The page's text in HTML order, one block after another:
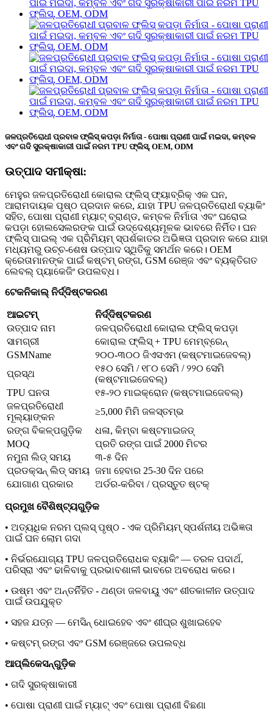
ଜଳପ୍ରତିରୋଧୀ ପ୍ରବାଳ ଫ୍ଲିସ୍ କପଡ଼ା ନିର୍ମାତା - ପୋଷା ପ୍ରାଣୀ ପାଇଁ ମଇଦା, କମ୍ବଳ
ଏବଂ ଗଦି ସୁରକ୍ଷାକାରୀ ପାଇଁ ନରମ TPU ଫ୍ଲିସ୍, OEM, ODM
ଉତ୍ପାଦ ସମୀକ୍ଷା:
ମେହୁର ଜଳପ୍ରତିରୋଧୀ କୋରାଲ ଫ୍ଲିସ୍ ଫ୍ୟାବ୍ରିକ୍ ଏକ ଘନ,
ଆରାମଦାୟକ ପୃଷ୍ଠ ପ୍ରଦାନ କରେ, ଯାହା TPU ଜଳପ୍ରତିରୋଧୀ ବ୍ୟାକିଂ
ସହିତ, ପୋଷା ପ୍ରାଣୀ ମ୍ୟାଟ୍ ବ୍ରାଣ୍ଡ, କମ୍ବଳ ନିର୍ମାତା ଏବଂ ଘରୋଇ
କପଡ଼ା ହୋଲସେଲରଙ୍କ ପାଇଁ ଉଦ୍ଦେଶ୍ୟମୂଳକ ଭାବରେ ନିର୍ମିତ। ଘନ
ଫ୍ଲିସ୍ ପାଇଲ୍ ଏକ ପ୍ରିମିୟମ୍ ସ୍ପର୍ଶକାତର ଅଭିଜ୍ଞତା ପ୍ରଦାନ କରେ ଯାହା
ମଧ୍ୟମରୁ ଉଚ୍ଚ-ଶେଷ ଉତ୍ପାଦ ସ୍ଥିତିକୁ ସମର୍ଥନ କରେ। OEM
କ୍ରେତାମାନଙ୍କ ପାଇଁ କଷ୍ଟମ୍ ରଙ୍ଗ, GSM ରେଞ୍ଜ ଏବଂ ବ୍ୟକ୍ତିଗତ
ଲେବଲ୍ ପ୍ୟାକେଜିଂ ଉପଲବ୍ଧ।
ଟେକନିକାଲ୍ ନିର୍ଦ୍ଦିଷ୍ଟକରଣ
ଆଇଟମ୍‌
ନିର୍ଦ୍ଦିଷ୍ଟକରଣ
ଉତ୍ପାଦ ନାମ
ଜଳପ୍ରତିରୋଧୀ କୋରାଲ ଫ୍ଲିସ୍ କପଡ଼ା
ସାମଗ୍ରୀ
କୋରାଲ ଫ୍ଲିସ୍ + TPU ମେମ୍ବ୍ରେନ୍
GSMName
୨୦୦-୩୦୦ ଜିଏସଏମ (କଷ୍ଟମାଇଜେବଲ୍)
ପ୍ରସ୍ଥ
୧୫୦ ସେମି / ୧୮୦ ସେମି / ୨୨୦ ସେମି
(କଷ୍ଟମାଇଜେବଲ୍)
TPU ଘନତା
୧୫-୨୦ ମାଇକ୍ରୋନ (କଷ୍ଟମାଇଜେବଲ୍)
ଜଳପ୍ରତିରୋଧୀ
ମୂଲ୍ୟାଙ୍କନ
≥5,000 ମିମି ଜଳସ୍ତମ୍ଭ
ରଙ୍ଗ ବିକଳ୍ପଗୁଡ଼ିକ
ଧଳା, କିମ୍ବା କଷ୍ଟମାଇଜଡ୍
MOQ
ପ୍ରତି ରଙ୍ଗ ପାଇଁ 2000 ମିଟର
ନମୁନା ଲିଡ୍ ସମୟ
୩-୫ ଦିନ
ପ୍ରଡକ୍ସନ୍ ଲିଡ୍ ସମୟ ଜମା ହେବାର 25-30 ଦିନ ପରେ
ଯୋଗାଣ ପ୍ରକାର
ଅର୍ଡର-କରିବା / ପ୍ରସ୍ତୁତ ଷ୍ଟକ୍
ପ୍ରମୁଖ ବୈଶିଷ୍ଟ୍ୟଗୁଡ଼ିକ
• ଅତ୍ୟଧିକ ନରମ ପ୍ଲସ୍ ପୃଷ୍ଠ - ଏକ ପ୍ରିମିୟମ୍ ସ୍ପର୍ଶନୀୟ ଅଭିଜ୍ଞତା
ପାଇଁ ଘନ ଲୋମ ଗଦା
• ନିର୍ଭରଯୋଗ୍ୟ TPU ଜଳପ୍ରତିରୋଧକ ବ୍ୟାକିଂ — ତରଳ ପଦାର୍ଥ,
ପରିସ୍ରା ଏବଂ ଢାଳିବାକୁ ପ୍ରଭାବଶାଳୀ ଭାବରେ ଅବରୋଧ କରେ।
• ଉଷ୍ମ ଏବଂ ଅନ୍ତର୍ନିହିତ - ଥଣ୍ଡା ଜଳବାୟୁ ଏବଂ ଶୀତକାଳୀନ ଉତ୍ପାଦ
ପାଇଁ ଉପଯୁକ୍ତ
• ସହଜ ଯତ୍ନ — ମେସିନ୍ ଧୋଇହେବ ଏବଂ ଶୀଘ୍ର ଶୁଖାଇହେବ
• କଷ୍ଟମ୍ ରଙ୍ଗ ଏବଂ GSM ରେଞ୍ଜରେ ଉପଲବ୍ଧ
ଆପ୍ଲିକେସନ୍‌ଗୁଡ଼ିକ
• ଗଦି ସୁରକ୍ଷାକାରୀ
• ପୋଷା ପ୍ରାଣୀ ପାଇଁ ମ୍ୟାଟ୍ ଏବଂ ପୋଷା ପ୍ରାଣୀ ବିଛଣା